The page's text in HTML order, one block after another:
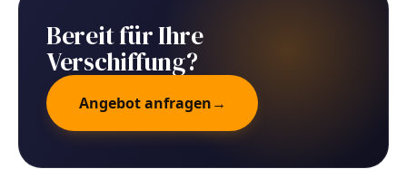
Bereit für Ihre
Verschiffung?
Angebot anfragen→